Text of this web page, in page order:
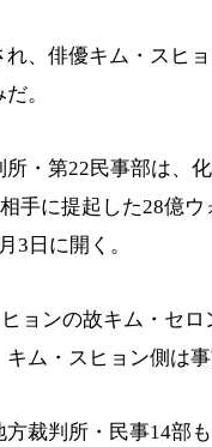
れ、俳優キム・スヒ
。
所・第22民事部は、
手に提起した28億
3日に開く。
ョンの故キム・セ
ム・スヒョン側は
裁判所・民事14部